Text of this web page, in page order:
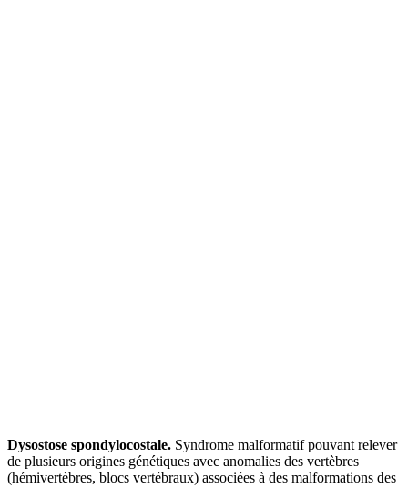
Dysostose spondylocostale. Syndrome malformatif pouvant relever
de plusieurs origines génétiques avec anomalies des vertèbres
(hémivertèbres, blocs vertébraux) associées à des malformations des